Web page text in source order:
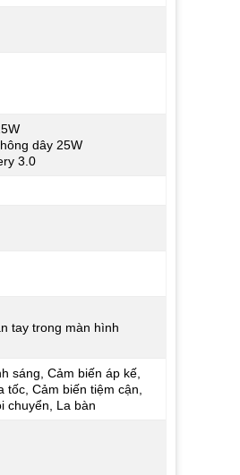
dây 25W
3.0
tay trong màn hình
sáng, Cảm biến áp kế,
tốc, Cảm biến tiệm cận,
chuyển, La bàn